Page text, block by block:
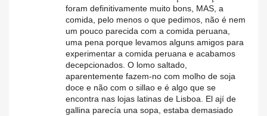
foram definitivamente muito bons, MAS, a
comida, pelo menos o que pedimos, não é nem
um pouco parecida com a comida peruana,
uma pena porque levamos alguns amigos para
experimentar a comida peruana e acabamos
decepcionados. O lomo saltado,
aparentemente fazem-no com molho de soja
doce e não com o sillao e é algo que se
encontra nas lojas latinas de Lisboa. El ají de
gallina parecía una sopa, estaba demasiado